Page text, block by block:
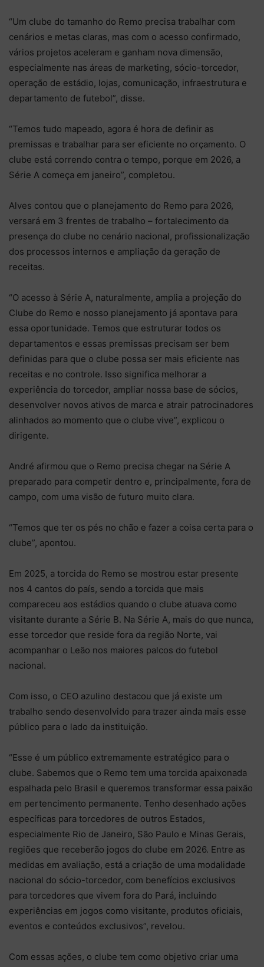
“Um clube do tamanho do Remo precisa trabalhar com
cenários e metas claras, mas com o acesso confirmado,
vários projetos aceleram e ganham nova dimensão,
especialmente nas áreas de marketing, sócio-torcedor,
operação de estádio, lojas, comunicação, infraestrutura e
departamento de futebol”, disse.
“Temos tudo mapeado, agora é hora de definir as
premissas e trabalhar para ser eficiente no orçamento. O
clube está correndo contra o tempo, porque em 2026, a
Série A começa em janeiro”, completou.
Alves contou que o planejamento do Remo para 2026,
versará em 3 frentes de trabalho – fortalecimento da
presença do clube no cenário nacional, profissionalização
dos processos internos e ampliação da geração de
receitas.
“O acesso à Série A, naturalmente, amplia a projeção do
Clube do Remo e nosso planejamento já apontava para
essa oportunidade. Temos que estruturar todos os
departamentos e essas premissas precisam ser bem
definidas para que o clube possa ser mais eficiente nas
receitas e no controle. Isso significa melhorar a
experiência do torcedor, ampliar nossa base de sócios,
desenvolver novos ativos de marca e atrair patrocinadores
alinhados ao momento que o clube vive”, explicou o
dirigente.
André afirmou que o Remo precisa chegar na Série A
preparado para competir dentro e, principalmente, fora de
campo, com uma visão de futuro muito clara.
“Temos que ter os pés no chão e fazer a coisa certa para o
clube”, apontou.
Em 2025, a torcida do Remo se mostrou estar presente
nos 4 cantos do país, sendo a torcida que mais
compareceu aos estádios quando o clube atuava como
visitante durante a Série B. Na Série A, mais do que nunca,
esse torcedor que reside fora da região Norte, vai
acompanhar o Leão nos maiores palcos do futebol
nacional.
Com isso, o CEO azulino destacou que já existe um
trabalho sendo desenvolvido para trazer ainda mais esse
público para o lado da instituição.
“Esse é um público extremamente estratégico para o
clube. Sabemos que o Remo tem uma torcida apaixonada
espalhada pelo Brasil e queremos transformar essa paixão
em pertencimento permanente. Tenho desenhado ações
específicas para torcedores de outros Estados,
especialmente Rio de Janeiro, São Paulo e Minas Gerais,
regiões que receberão jogos do clube em 2026. Entre as
medidas em avaliação, está a criação de uma modalidade
nacional do sócio-torcedor, com benefícios exclusivos
para torcedores que vivem fora do Pará, incluindo
experiências em jogos como visitante, produtos oficiais,
eventos e conteúdos exclusivos”, revelou.
Com essas ações, o clube tem como objetivo criar uma